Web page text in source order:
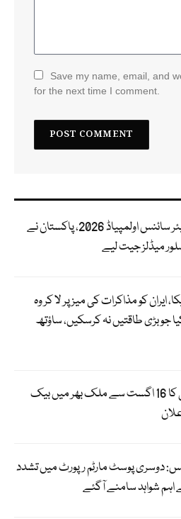
Save my name, email, and
for the next time I comment.
انٹرنیشنل نیوکلیئر سائنس اولمپیاڈ 2026، پاکستان نے
میڈلز جیت لیے
ایران کو مذاکرات کی میز پر لا کر وہ
جو بڑی طاقتیں نہ کرسکیں، ساؤتھ
جماعت اسلامی کا 16 اگست سے ملک بھر میں بیک
دوسری پوسٹ مارٹم رپورٹ میں تشدد
اہم شواہد سامنے آگئے